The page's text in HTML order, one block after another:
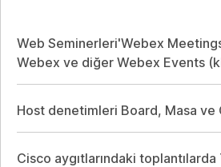
Web Seminerleri'Webex
Webex ve diğer Webex Events
Host denetimleri Board, Masa ve
Cisco aygıtlarındaki toplantılarda